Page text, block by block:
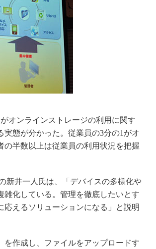
オンラインストレージの利用に関す
態が分かった。従業員の3分の1がオ
の半数以上は従業員の利用状況を把握
新井一人氏は、「デバイスの多様化や
雑化している。管理を徹底したいとす
えるソリューションになる」と説明
作成し、ファイルをアップロードす